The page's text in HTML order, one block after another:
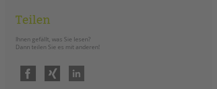
Teilen
Ihnen gefällt, was Sie lesen?
Dann teilen Sie es mit anderen!
Facebook Xing